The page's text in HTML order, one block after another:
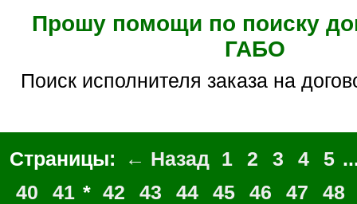
Прошу помощи по поиску
ГАБО
Поиск исполнителя заказа на
Страницы: ← Назад 1 2 3 4 5
40
41 * 42 43 44 45 46 47
48